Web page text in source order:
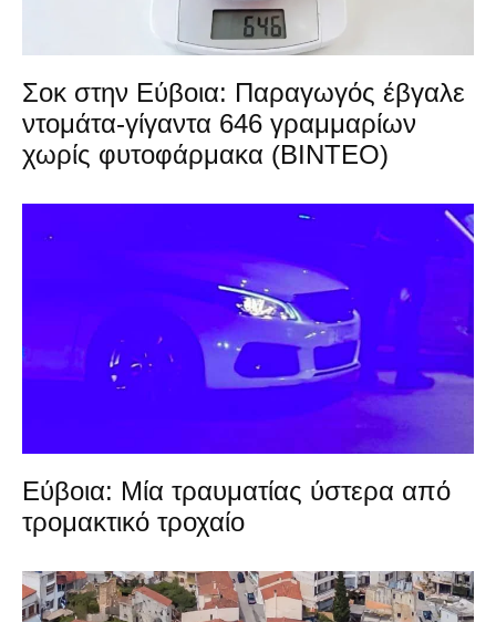
Σοκ στην Εύβοια: Παραγωγός έβγαλε
ντομάτα-γίγαντα 646 γραμμαρίων
χωρίς φυτοφάρμακα (ΒΙΝΤΕΟ)
Εύβοια: Μία τραυματίας ύστερα από
τρομακτικό τροχαίο